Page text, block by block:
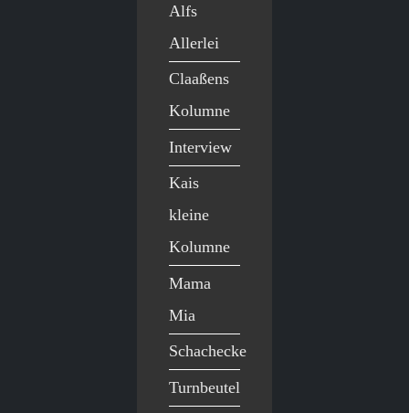
Alfs
Allerlei
Claaßens
Kolumne
Interview
Kais
kleine
Kolumne
Mama
Mia
Schachecke
Turnbeutel